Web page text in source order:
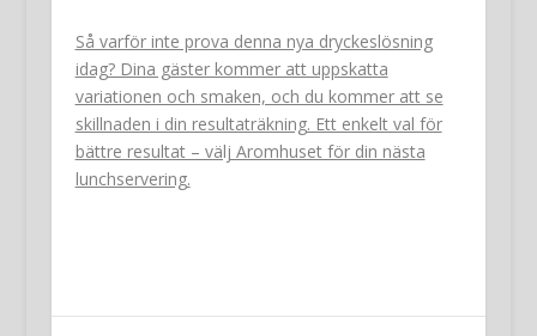
Så varför inte prova denna nya dryckeslösning
idag? Dina gäster kommer att uppskatta
variationen och smaken, och du kommer att se
skillnaden i din resultaträkning. Ett enkelt val för
bättre resultat – välj Aromhuset för din nästa
lunchservering.